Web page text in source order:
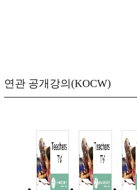
연관 공개강의(KOCW)